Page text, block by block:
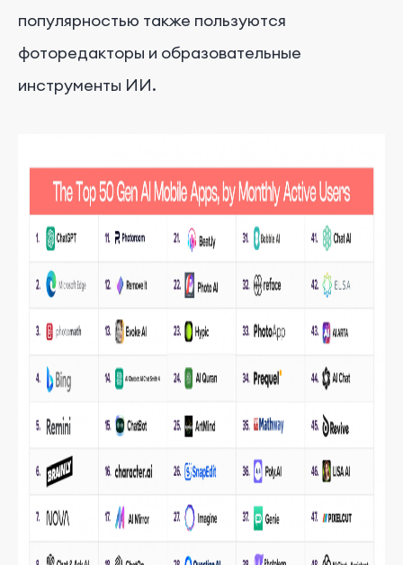
популярностью также пользуются
фоторедакторы и образовательные
инструменты ИИ.